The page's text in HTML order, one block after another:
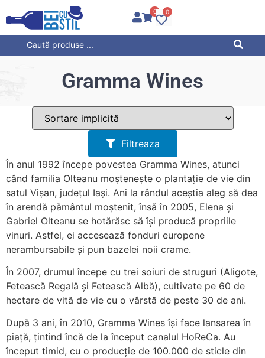
0 0
Gramma Wines
Filtreaza
În anul 1992 începe povestea Gramma Wines, atunci
când familia Olteanu moștenește o plantație de vie din
satul Vișan, județul Iași. Ani la rândul aceștia aleg să dea
în arendă pământul moștenit, însă în 2005, Elena și
Gabriel Olteanu se hotărăsc să își producă propriile
vinuri. Astfel, ei accesează fonduri europene
nerambursabile și pun bazelei noii crame.
În 2007, drumul începe cu trei soiuri de struguri (Aligote,
Fetească Regală și Fetească Albă), cultivate pe 60 de
hectare de vită de vie cu o vârstă de peste 30 de ani.
După 3 ani, în 2010, Gramma Wines își face lansarea în
piață, țintind încă de la început canalul HoReCa. Au
început timid, cu o producție de 100.000 de sticle din